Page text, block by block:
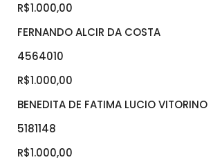
R$1.000,00
FERNANDO ALCIR DA COSTA
4564010
R$1.000,00
BENEDITA DE FATIMA LUCIO VITORINO
5181148
R$1.000,00